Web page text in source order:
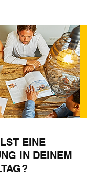
EINE
IN DEINEM